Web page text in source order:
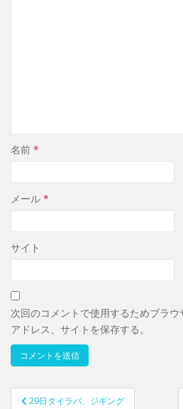
名前 *
メール *
サイト
次回のコメントで使用するためブラ
アドレス、サイトを保存する。
29日タイラバ、ジギング